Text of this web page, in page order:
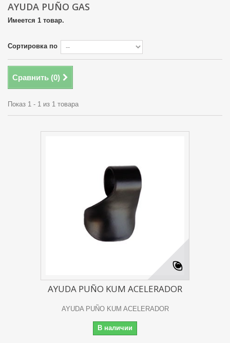
AYUDA PUÑO GAS
Имеется 1 товар.
Сортировка по
Сравнить (0)
Показ 1 - 1 из 1 товара
AYUDA PUÑO KUM ACELERADOR
AYUDA PUÑO KUM ACELERADOR
В наличии